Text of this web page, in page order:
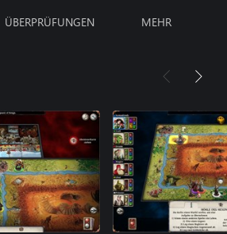
ÜBERPRÜFUNGEN MEHR